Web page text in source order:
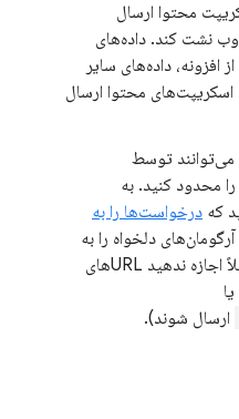
محتوا ارسال
نشت کند. داده‌های
افزونه، داده‌های سایر
اسکریپت‌های محتوا ارسال
می‌توانند توسط
محدود کنید. به
که درخواست‌ها را به
آرگومان‌های دلخواه را به
APIهای افزونه ارسال کنند (مثلاً اجازه ندهید URLهای
یا
ارسال شوند).